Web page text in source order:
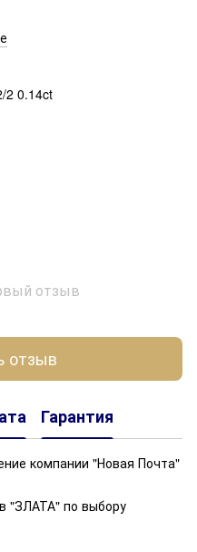
2 0.14ct
отзыв
отзыв
Гарантия
компании "Новая Почта"
"ЗЛАТА" по выбору